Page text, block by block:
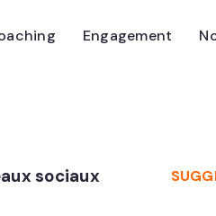
Engagement
sociaux